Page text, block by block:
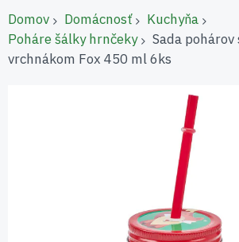
Domov Domácnosť
Kuchyňa
Poháre šálky hrnčeky
Sada
vrchnákom Fox 450 ml 6ks